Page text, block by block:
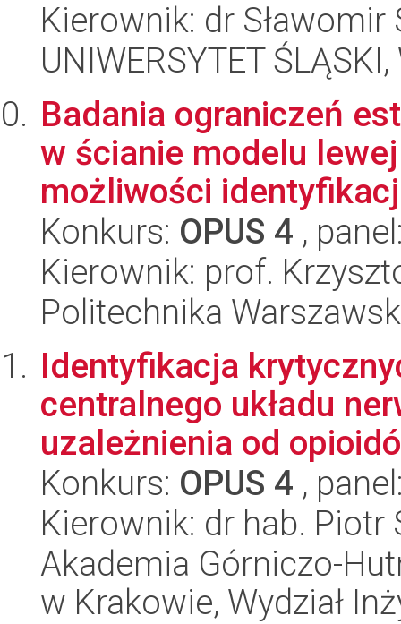
Kierownik: dr Sławomir
UNIWERSYTET
Badania ograniczeń
w ścianie modelu
możliwości
Konkurs: OPUS 4 ,
Kierownik: prof.
Politechnika
Identyfikacja
centralnego układu
uzależnienia od
Konkurs: OPUS 4 ,
Kierownik: dr hab. Piotr
Akademia Górniczo-
w Krakowie, Wydział